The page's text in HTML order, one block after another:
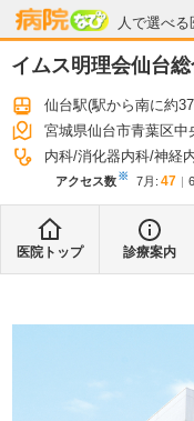
人で選べ
病院なび
イムス明理会仙台
仙台駅(駅から南に約
宮城県仙台市青葉区中
内科 消化器内科 神経
アクセス数※ 7月 : 47
医院トップ 診療案内